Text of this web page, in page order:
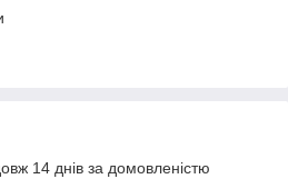
14 днів за домовленістю